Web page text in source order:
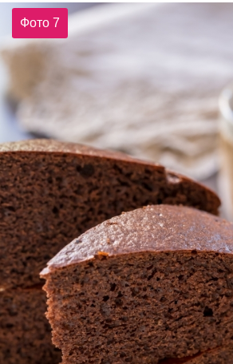
Фото 7